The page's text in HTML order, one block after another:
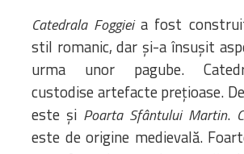
Catedrala Foggieia fost
stil romanic, dar și-a însușit
urma unor pagube.
custodise artefacte prețioase.
este și Poarta Sfântului Martin.
este de origine medievală.